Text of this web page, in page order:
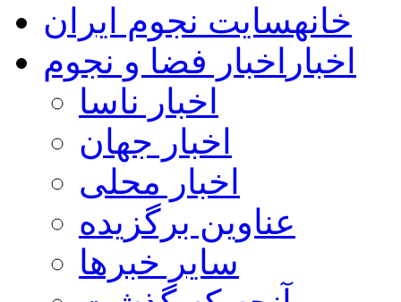
خانهسایت نجوم ایران
اخبار اخبار فضا و نجوم
اخبار ناسا
اخبار جهان
اخبار محلی
عناوین برگزیده
سایر خبرها